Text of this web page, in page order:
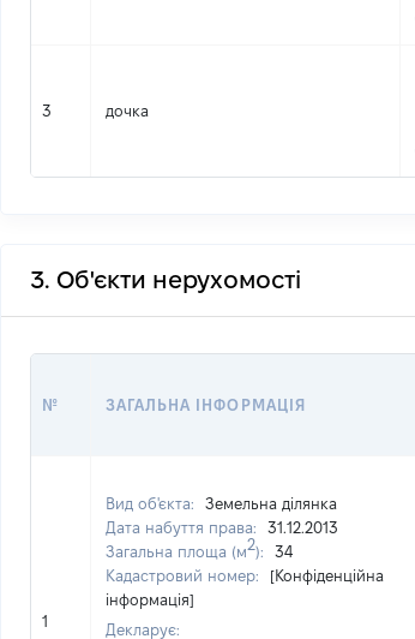
3 дочка
3. Об'єкти нерухомості
№ ЗАГАЛЬНА ІНФОРМАЦІЯ
1
Вид об'єкта:
Земельна ділянка
Дата набуття права:
31.12.2013
Загальна площа (м2):
34
Кадастровий номер:
[Конфіденційна
інформація]
Декларує: